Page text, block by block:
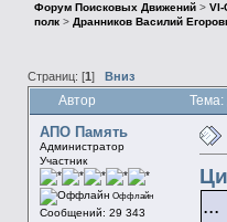
Форум Поисковых Движений> VI-
полк> Дранников Василий
Страниц: [1 ] Вниз
Автор Тема:
АПО Память
Администратор
Участник
Оффлайн
Сообщений: 29 343
...